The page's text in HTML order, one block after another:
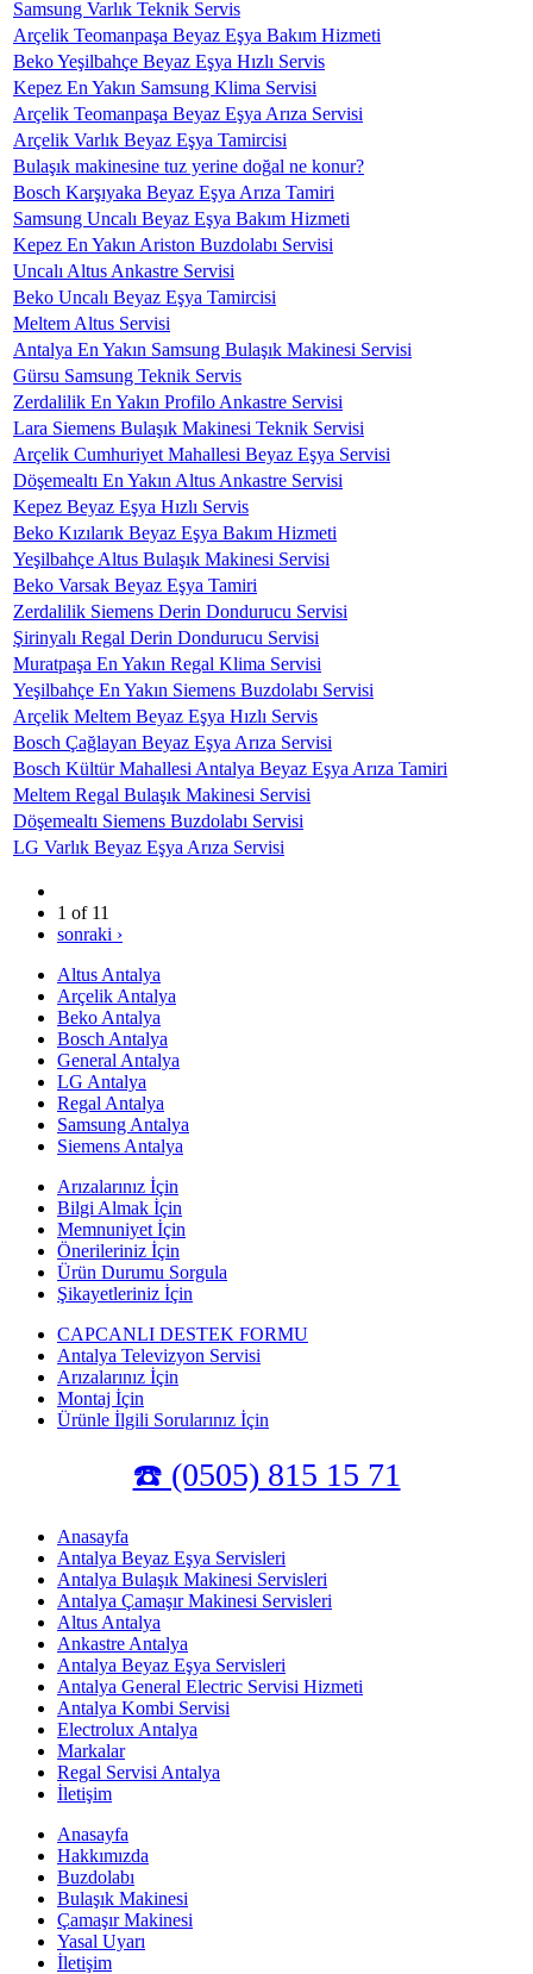
Samsung Varlık Teknik Servis
Arçelik Teomanpaşa Beyaz Eşya Bakım Hizmeti
Beko Yeşilbahçe Beyaz Eşya Hızlı Servis
Kepez En Yakın Samsung Klima Servisi
Arçelik Teomanpaşa Beyaz Eşya Arıza Servisi
Arçelik Varlık Beyaz Eşya Tamircisi
Bulaşık makinesine tuz yerine doğal ne konur?
Bosch Karşıyaka Beyaz Eşya Arıza Tamiri
Samsung Uncalı Beyaz Eşya Bakım Hizmeti
Kepez En Yakın Ariston Buzdolabı Servisi
Uncalı Altus Ankastre Servisi
Beko Uncalı Beyaz Eşya Tamircisi
Meltem Altus Servisi
Antalya En Yakın Samsung Bulaşık Makinesi Servisi
Gürsu Samsung Teknik Servis
Zerdalilik En Yakın Profilo Ankastre Servisi
Lara Siemens Bulaşık Makinesi Teknik Servisi
Arçelik Cumhuriyet Mahallesi Beyaz Eşya Servisi
Döşemealtı En Yakın Altus Ankastre Servisi
Kepez Beyaz Eşya Hızlı Servis
Beko Kızılarık Beyaz Eşya Bakım Hizmeti
Yeşilbahçe Altus Bulaşık Makinesi Servisi
Beko Varsak Beyaz Eşya Tamiri
Zerdalilik Siemens Derin Dondurucu Servisi
Şirinyalı Regal Derin Dondurucu Servisi
Muratpaşa En Yakın Regal Klima Servisi
Yeşilbahçe En Yakın Siemens Buzdolabı Servisi
Arçelik Meltem Beyaz Eşya Hızlı Servis
Bosch Çağlayan Beyaz Eşya Arıza Servisi
Bosch Kültür Mahallesi Antalya Beyaz Eşya Arıza Tamiri
Meltem Regal Bulaşık Makinesi Servisi
Döşemealtı Siemens Buzdolabı Servisi
LG Varlık Beyaz Eşya Arıza Servisi
1 of 11
sonraki ›
Altus Antalya
Arçelik Antalya
Beko Antalya
Bosch Antalya
General Antalya
LG Antalya
Regal Antalya
Samsung Antalya
Siemens Antalya
Arızalarınız İçin
Bilgi Almak İçin
Memnuniyet İçin
Önerileriniz İçin
Ürün Durumu Sorgula
Şikayetleriniz İçin
CAPCANLI DESTEK FORMU
Antalya Televizyon Servisi
Arızalarınız İçin
Montaj İçin
Ürünle İlgili Sorularınız İçin
☎️ (0505) 815 15 71
Anasayfa
Antalya Beyaz Eşya Servisleri
Antalya Bulaşık Makinesi Servisleri
Antalya Çamaşır Makinesi Servisleri
Altus Antalya
Ankastre Antalya
Antalya Beyaz Eşya Servisleri
Antalya General Electric Servisi Hizmeti
Antalya Kombi Servisi
Electrolux Antalya
Markalar
Regal Servisi Antalya
İletişim
Anasayfa
Hakkımızda
Buzdolabı
Bulaşık Makinesi
Çamaşır Makinesi
Yasal Uyarı
İletişim